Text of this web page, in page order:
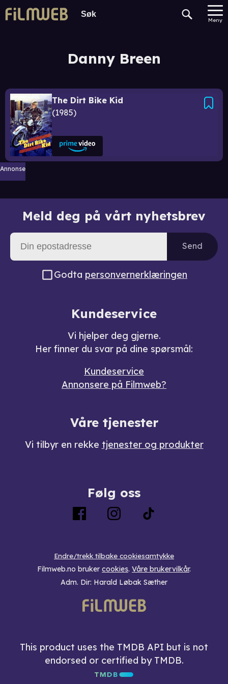
Meny
Danny Breen
The Dirt Bike Kid
1985
Annonse
Meld deg på vårt nyhetsbrev
Send
Godta personvernerklæringen
Kundeservice
Vi hjelper deg gjerne.
Her finner du svar på dine spørsmål:
Kundeservice
Annonsere på Filmweb?
Våre tjenester
Vi tilbyr en rekke tjenester og produkter
Følg oss
Endre/trekk tilbake cookiesamtykke
Filmweb.no bruker cookies. Våre brukervilkår.
Adm. Dir: Harald Løbak Sæther
This product uses the TMDB API but is not
endorsed or certified by TMDB.